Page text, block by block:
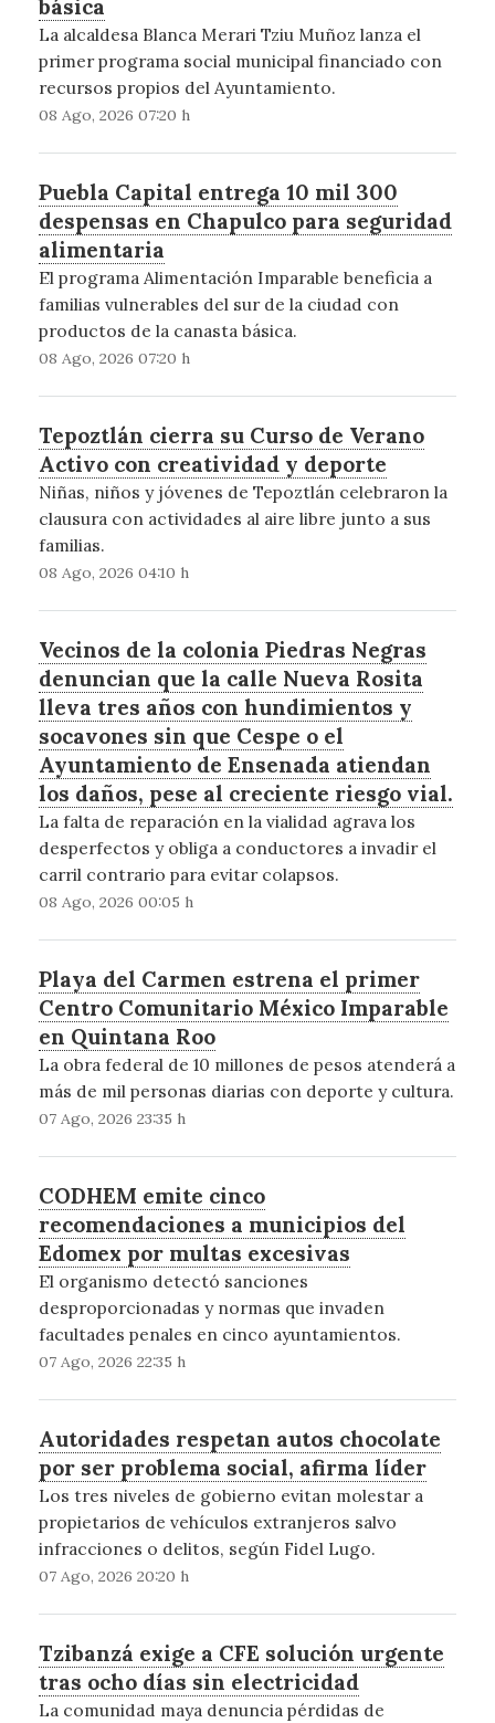
básica
La alcaldesa Blanca Merari Tziu Muñoz lanza el
primer programa social municipal financiado con
recursos propios del Ayuntamiento.
08 Ago, 2026 07:20 h
Puebla Capital entrega 10 mil 300
despensas en Chapulco para seguridad
alimentaria
El programa Alimentación Imparable beneficia a
familias vulnerables del sur de la ciudad con
productos de la canasta básica.
08 Ago, 2026 07:20 h
Tepoztlán cierra su Curso de Verano
Activo con creatividad y deporte
Niñas, niños y jóvenes de Tepoztlán celebraron la
clausura con actividades al aire libre junto a sus
familias.
08 Ago, 2026 04:10 h
Vecinos de la colonia Piedras Negras
denuncian que la calle Nueva Rosita
lleva tres años con hundimientos y
socavones sin que Cespe o el
Ayuntamiento de Ensenada atiendan
los daños, pese al creciente riesgo vial.
La falta de reparación en la vialidad agrava los
desperfectos y obliga a conductores a invadir el
carril contrario para evitar colapsos.
08 Ago, 2026 00:05 h
Playa del Carmen estrena el primer
Centro Comunitario México Imparable
en Quintana Roo
La obra federal de 10 millones de pesos atenderá a
más de mil personas diarias con deporte y cultura.
07 Ago, 2026 23:35 h
CODHEM emite cinco
recomendaciones a municipios del
Edomex por multas excesivas
El organismo detectó sanciones
desproporcionadas y normas que invaden
facultades penales en cinco ayuntamientos.
07 Ago, 2026 22:35 h
Autoridades respetan autos chocolate
por ser problema social, afirma líder
Los tres niveles de gobierno evitan molestar a
propietarios de vehículos extranjeros salvo
infracciones o delitos, según Fidel Lugo.
07 Ago, 2026 20:20 h
Tzibanzá exige a CFE solución urgente
tras ocho días sin electricidad
La comunidad maya denuncia pérdidas de